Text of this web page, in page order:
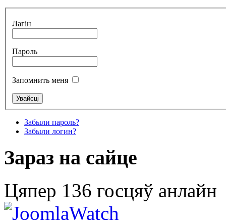
Лагін
Пароль
Запомнить меня
Забыли пароль?
Забыли логин?
Зараз на сайце
Цяпер 136 госцяў анлайн